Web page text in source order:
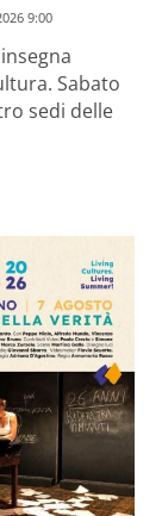
9:00
Sabato
sedi delle